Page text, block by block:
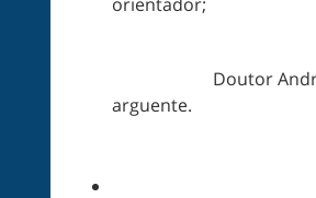
Doutor André
arguente.